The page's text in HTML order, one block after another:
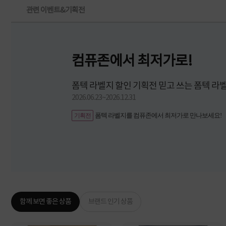
관련 이벤트&기획전
컴퓨존에서 최저가로!
폼텍 라벨지 할인 기획전 믿고 쓰는 폼텍 라
2026.06.23~2026.12.31
기획전 폼텍 라벨지를 컴퓨존에서 최저가로 만나보세요!
함께 보면 좋은 상품 브랜드 인기 상품